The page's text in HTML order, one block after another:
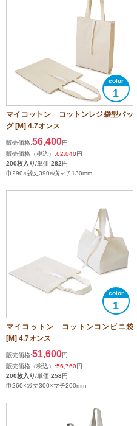
1
マイコットン コットンレジ袋型バッ
グ [M] 4.7オンス
販売価格:56,400円
販売価格（税込）:62,040円
200枚入り/単価:282円
巾290×袋丈390×横マチ130mm
1
マイコットン コットンコンビニ袋
[M] 4.7オンス
販売価格:51,600円
販売価格（税込）:56,760円
200枚入り/単価:258円
巾260×袋丈300×マチ200mm